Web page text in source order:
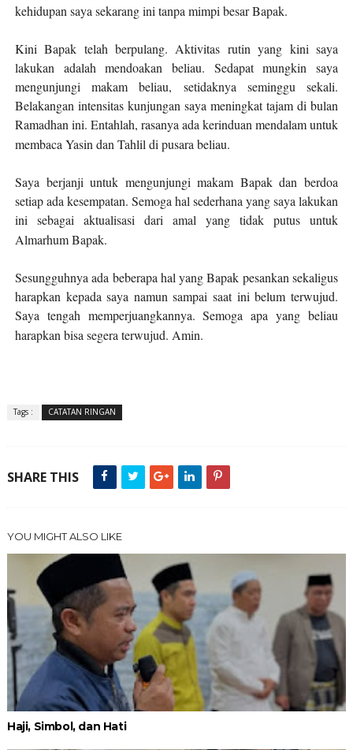
kehidupan saya sekarang ini tanpa mimpi besar Bapak.
Kini Bapak telah berpulang. Aktivitas rutin yang kini saya
lakukan adalah mendoakan beliau. Sedapat mungkin saya
mengunjungi makam beliau, setidaknya seminggu sekali.
Belakangan intensitas kunjungan saya meningkat tajam di bulan
Ramadhan ini. Entahlah, rasanya ada kerinduan mendalam untuk
membaca Yasin dan Tahlil di pusara beliau.
Saya berjanji untuk mengunjungi makam Bapak dan berdoa
setiap ada kesempatan. Semoga hal sederhana yang saya lakukan
ini sebagai aktualisasi dari amal yang tidak putus untuk
Almarhum Bapak.
Sesungguhnya ada beberapa hal yang Bapak pesankan sekaligus
harapkan kepada saya namun sampai saat ini belum terwujud.
Saya tengah memperjuangkannya. Semoga apa yang beliau
harapkan bisa segera terwujud. Amin.
Tags : CATATAN RINGAN
SHARE THIS
YOU MIGHT ALSO LIKE
Haji, Simbol, dan Hati